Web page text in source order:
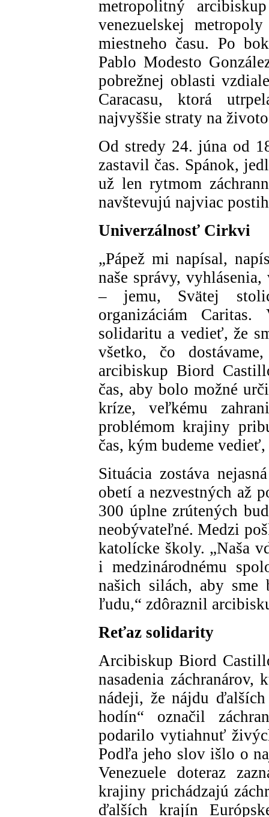
metropolitný
venezuelskej
miestneho času. Po
Pablo Modesto
pobrežnej oblasti
Caracasu, ktorá
najvyššie straty na
Od stredy 24. júna od
zastavil čas. Spánok,
už len rytmom
navštevujú najviac
Univerzálnosť Cirkvi
„Pápež mi napísal,
naše správy,
– jemu, Svätej
organizáciám
solidaritu a vedieť, že
všetko, čo
arcibiskup Biord
čas, aby bolo možné
kríze, veľkému
problémom krajiny
čas, kým budeme
Situácia zostáva
obetí a nezvestných až
300 úplne zrútených
neobývateľné. Medzi
katolícke školy. „Naša
i medzinárodnému
našich silách, aby
ľudu,“ zdôraznil
Reťaz solidarity
Arcibiskup Biord
nasadenia
nádeji, že nájdu
hodín“ označil
podarilo vytiahnuť
Podľa jeho slov išlo o
Venezuele doteraz
krajiny prichádzajú
ďalších krajín